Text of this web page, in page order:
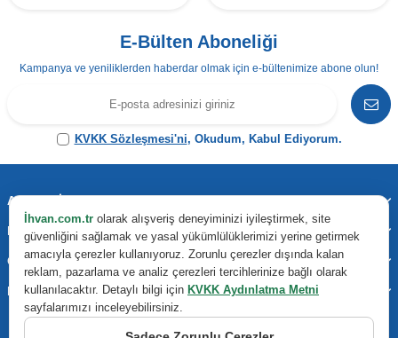
E-Bülten Aboneliği
Kampanya ve yeniliklerden haberdar olmak için e-bültenimize abone olun!
KVKK Sözleşmesi'ni, Okudum, Kabul Ediyorum.
Adres & İletişim
Kategoriler
Önemli Bilgiler
Hızlı Erişim
İhvan.com.tr olarak alışveriş deneyiminizi iyileştirmek, site
güvenliğini sağlamak ve yasal yükümlülüklerimizi yerine getirmek
amacıyla çerezler kullanıyoruz. Zorunlu çerezler dışında kalan
reklam, pazarlama ve analiz çerezleri tercihlerinize bağlı olarak
kullanılacaktır. Detaylı bilgi için KVKK Aydınlatma Metni
sayfalarımızı inceleyebilirsiniz.